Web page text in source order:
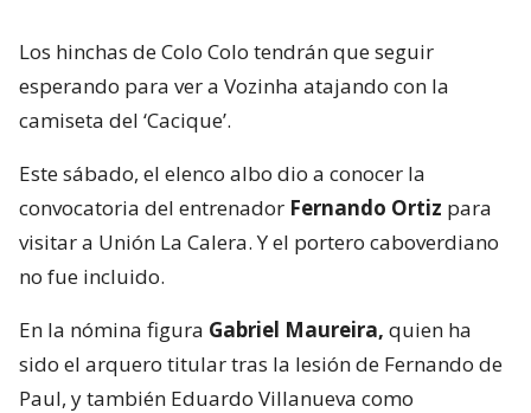
Los hinchas de Colo Colo tendrán que seguir
esperando para ver a Vozinha atajando con la
camiseta del ‘Cacique’.
Este sábado, el elenco albo dio a conocer la
convocatoria del entrenador Fernando Ortiz para
visitar a Unión La Calera. Y el portero caboverdiano
no fue incluido.
En la nómina figura Gabriel Maureira, quien ha
sido el arquero titular tras la lesión de Fernando de
Paul, y también Eduardo Villanueva como